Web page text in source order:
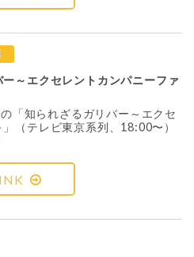
～エクセレントカンパニーファ
「知られざるガリバー～エクセ
（テレビ東京系列、18:00〜）